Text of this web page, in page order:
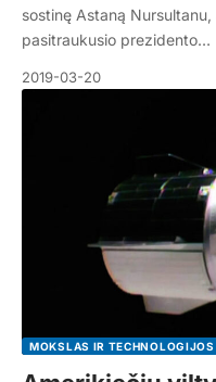
sostinę Astaną
pasitraukusio prezidento…
2019-03-20
MOKSLAS IR TECHNOLOGIJOS